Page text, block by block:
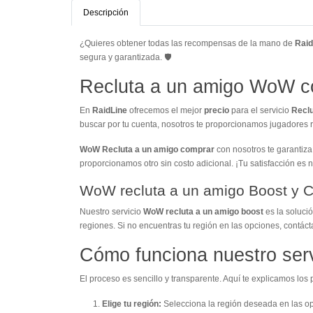
Descripción
¿Quieres obtener todas las recompensas de la mano de
segura y garantizada. 🛡️
Recluta a un amigo WoW
En RaidLine ofrecemos el mejor precio para el servicio
buscar por tu cuenta, nosotros te proporcionamos
WoW Recluta a un amigo comprar con nosotros te
proporcionamos otro sin costo adicional. ¡Tu satisfacción es
WoW recluta a un amigo Boost y
Nuestro servicio WoW recluta a un amigo boost es la
regiones. Si no encuentras tu región en las opciones,
Cómo funciona nuestro
El proceso es sencillo y transparente. Aquí te explicamos los
Elige tu región: Selecciona la región deseada en las